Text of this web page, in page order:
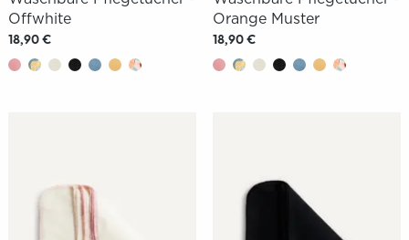
Offwhite
18,90 €
Orange Muster
18,90 €